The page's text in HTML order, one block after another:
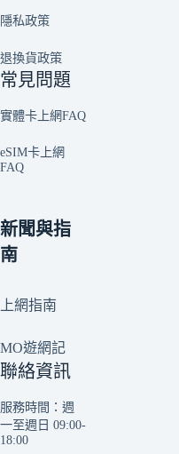
隱私政策
退換貨政策
常見問題
實體卡上網FAQ
eSIM卡上網
FAQ
新聞與指
南
上網指南
MO遊網記
聯絡資訊
服務時間：週
一至週日 09:00-
18:00